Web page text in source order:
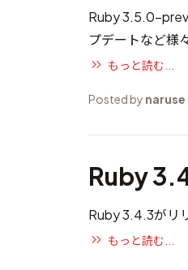
Ruby 3.5.0-
プデートなど様
もっと読む...
Posted by naruse
Ruby
Ruby 3.4.3がリ
もっと読む...